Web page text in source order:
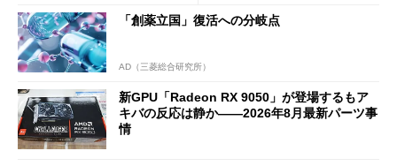
「創薬立国」復活への分岐点
AD（三菱総合研究所）
新GPU「Radeon RX 9050」が登場するもア
キバの反応は静か――2026年8月最新パーツ事
情